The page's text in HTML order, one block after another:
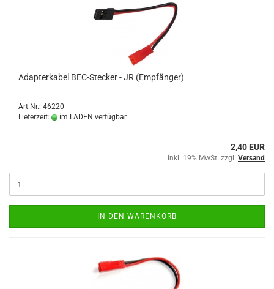
Adapterkabel BEC-Stecker - JR (Empfänger)
Art.Nr.: 46220
Lieferzeit:
im LADEN verfügbar
2,40 EUR
inkl. 19% MwSt. zzgl. Versand
IN DEN WARENKORB